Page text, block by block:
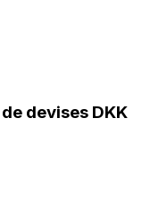
devises DKK